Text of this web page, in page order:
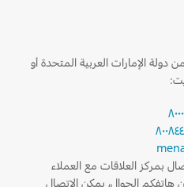
الإمارات العربية المتحدة أو
بمركز العلاقات مع العملاء
هاتفكم الجوال، يمكن الاتصال